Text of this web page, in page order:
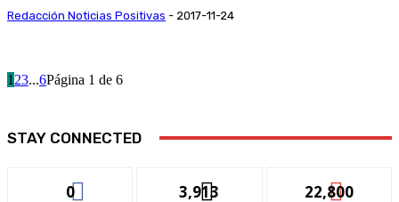
Redacción Noticias Positivas - 2017-11-24
1 23...6Página 1 de 6
STAY CONNECTED
0 3,913 22,800